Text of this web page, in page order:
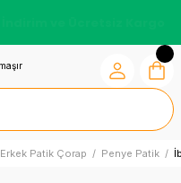
Erkek Patik Çorap Penye Patik